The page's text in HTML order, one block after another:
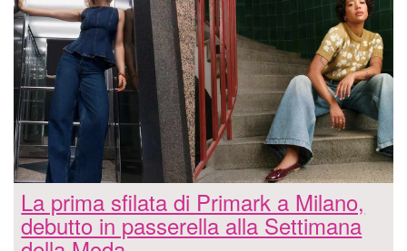
La prima sfilata di Primark a Milano,
debutto in passerella alla Settimana